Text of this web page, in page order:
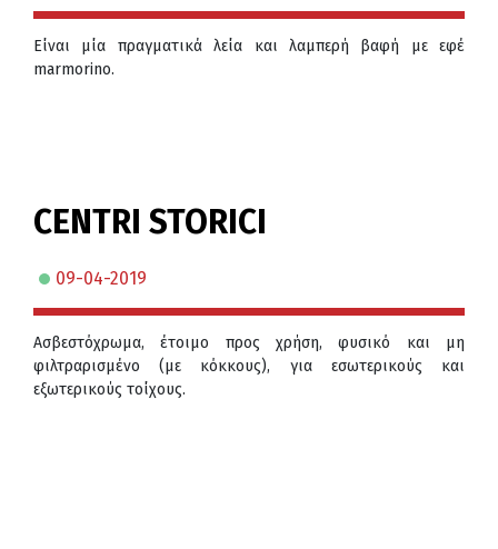
Eίναι μία πραγματικά λεία και λαμπερή βαφή με εφέ
marmorino.
CENTRI STORICI
09-04-2019
Ασβεστόχρωμα, έτοιμο προς χρήση, φυσικό και μη
φιλτραρισμένο (με κόκκους), για εσωτερικούς και
εξωτερικούς τοίχους.